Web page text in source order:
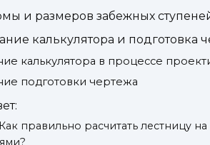
и размеров забежных
калькулятора и подготовка
калькулятора в процессе
подготовки чертежа
Как правильно расчитать лестницу